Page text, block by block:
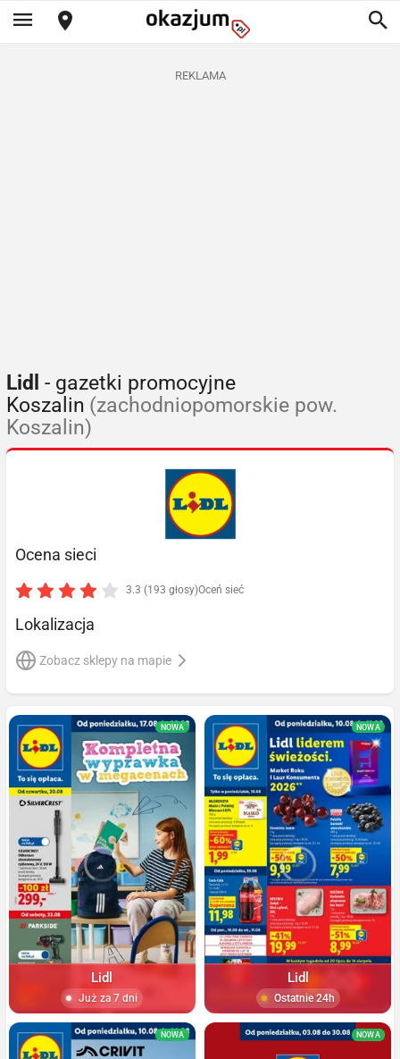
REKLAMA
Lidl - gazetki promocyjne
Koszalin (zachodniopomorskie pow.
Koszalin)
Ocena sieci
3.3 (193 głosy)Oceń sieć
Lokalizacja
Zobacz sklepy na mapie
NOWA
Lidl
Już za 7 dni
NOWA
Lidl
Ostatnie 24h
NOWA NOWA